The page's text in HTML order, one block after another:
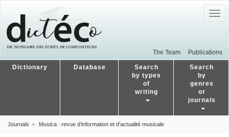
The Team Publications
Dictionary Database
Search
by types
of
writing
Search
by
genres
or
journals
Journals Musica : revue d'information et d'actualité musicale